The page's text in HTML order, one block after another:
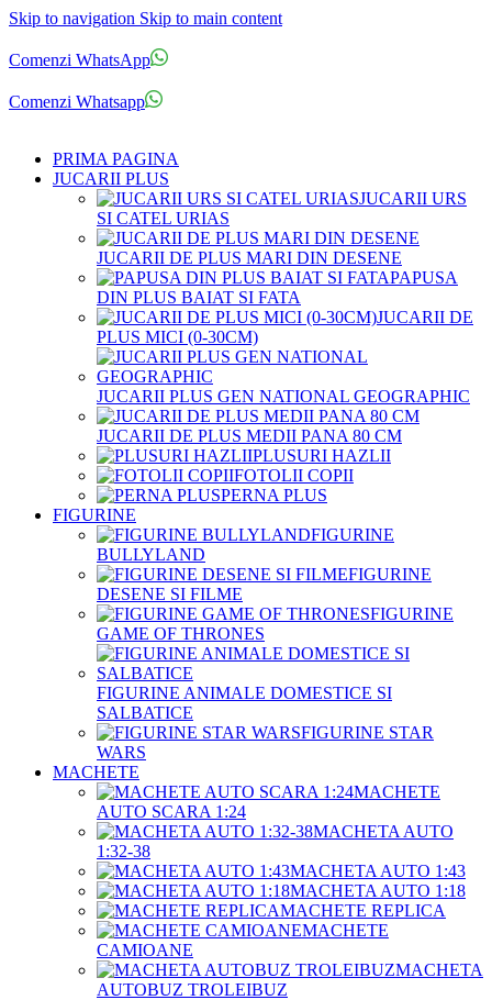
Skip to navigation Skip to main content
Comenzi WhatsApp
Comenzi Whatsapp
PRIMA PAGINA
JUCARII PLUS
JUCARII URS
SI CATEL URIAS
JUCARII DE PLUS MARI DIN DESENE
PAPUSA
DIN PLUS BAIAT SI FATA
JUCARII DE
PLUS MICI (0-30CM)
JUCARII PLUS GEN NATIONAL GEOGRAPHIC
JUCARII DE PLUS MEDII PANA 80 CM
PLUSURI HAZLII
FOTOLII COPII
PERNA PLUS
FIGURINE
FIGURINE
BULLYLAND
FIGURINE
DESENE SI FILME
FIGURINE
GAME OF THRONES
FIGURINE ANIMALE DOMESTICE SI
SALBATICE
FIGURINE STAR
WARS
MACHETE
MACHETE
AUTO SCARA 1:24
MACHETA AUTO
1:32-38
MACHETA AUTO 1:43
MACHETA AUTO 1:18
MACHETE REPLICA
MACHETE
CAMIOANE
MACHETA
AUTOBUZ TROLEIBUZ